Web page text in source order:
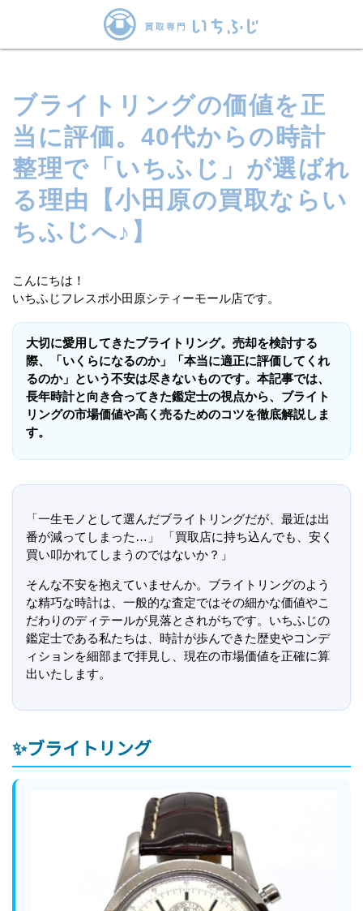
ブライトリングの価値を正
当に評価。40代からの時計
整理で「いちふじ」が選ばれ
る理由【小田原の買取ならい
ちふじへ♪】
こんにちは！
いちふじフレスポ小田原シティーモール店です。
大切に愛用してきたブライトリング。売却を検討する
際、「いくらになるのか」「本当に適正に評価してくれ
るのか」という不安は尽きないものです。本記事では、
長年時計と向き合ってきた鑑定士の視点から、ブライト
リングの市場価値や高く売るためのコツを徹底解説しま
す。
「一生モノとして選んだブライトリングだが、最近は出
番が減ってしまった…」 「買取店に持ち込んでも、安く
買い叩かれてしまうのではないか？」
そんな不安を抱えていませんか。ブライトリングのよう
な精巧な時計は、一般的な査定ではその細かな価値やこ
だわりのディテールが見落とされがちです。いちふじの
鑑定士である私たちは、時計が歩んできた歴史やコンデ
ィションを細部まで拝見し、現在の市場価値を正確に算
出いたします。
✨ブライトリング